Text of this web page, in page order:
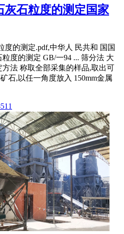
灰石粒度的测定国家
度的测定.pdf,中华人 民共和 国国
度的测定 GB/一94 ... 筛分法 大
方法 称取全部采集的样品,取出可
石,以任一角度放入 150mm金属